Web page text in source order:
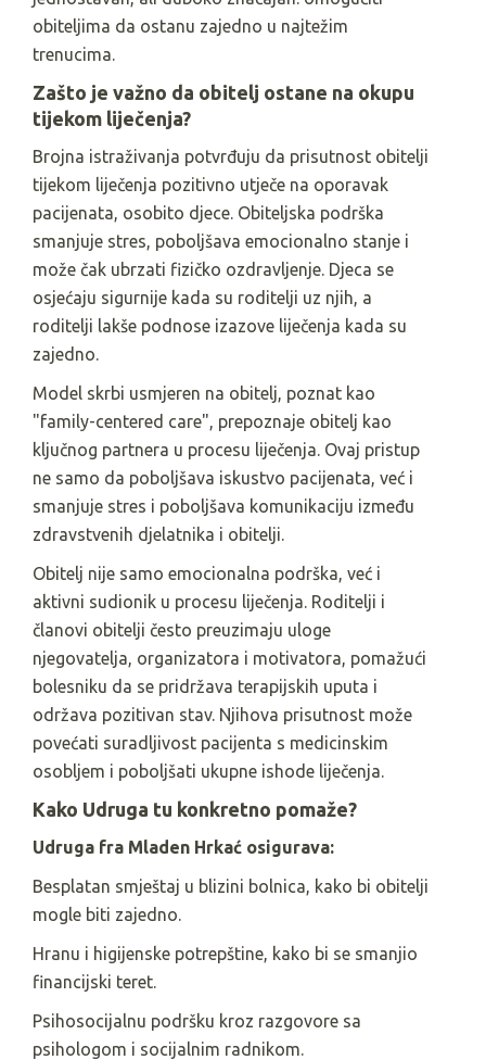
obiteljima da ostanu zajedno u najtežim
trenucima.
Zašto je važno da obitelj ostane na okupu
tijekom liječenja?
Brojna istraživanja potvrđuju da prisutnost obitelji
tijekom liječenja pozitivno utječe na oporavak
pacijenata, osobito djece. Obiteljska podrška
smanjuje stres, poboljšava emocionalno stanje i
može čak ubrzati fizičko ozdravljenje. Djeca se
osjećaju sigurnije kada su roditelji uz njih, a
roditelji lakše podnose izazove liječenja kada su
zajedno.
Model skrbi usmjeren na obitelj, poznat kao
"family-centered care", prepoznaje obitelj kao
ključnog partnera u procesu liječenja. Ovaj pristup
ne samo da poboljšava iskustvo pacijenata, već i
smanjuje stres i poboljšava komunikaciju između
zdravstvenih djelatnika i obitelji.
Obitelj nije samo emocionalna podrška, već i
aktivni sudionik u procesu liječenja. Roditelji i
članovi obitelji često preuzimaju uloge
njegovatelja, organizatora i motivatora, pomažući
bolesniku da se pridržava terapijskih uputa i
održava pozitivan stav. Njihova prisutnost može
povećati suradljivost pacijenta s medicinskim
osobljem i poboljšati ukupne ishode liječenja.
Kako Udruga tu konkretno pomaže?
Udruga fra Mladen Hrkać osigurava:
Besplatan smještaj u blizini bolnica, kako bi obitelji
mogle biti zajedno.
Hranu i higijenske potrepštine, kako bi se smanjio
financijski teret.
Psihosocijalnu podršku kroz razgovore sa
psihologom i socijalnim radnikom.